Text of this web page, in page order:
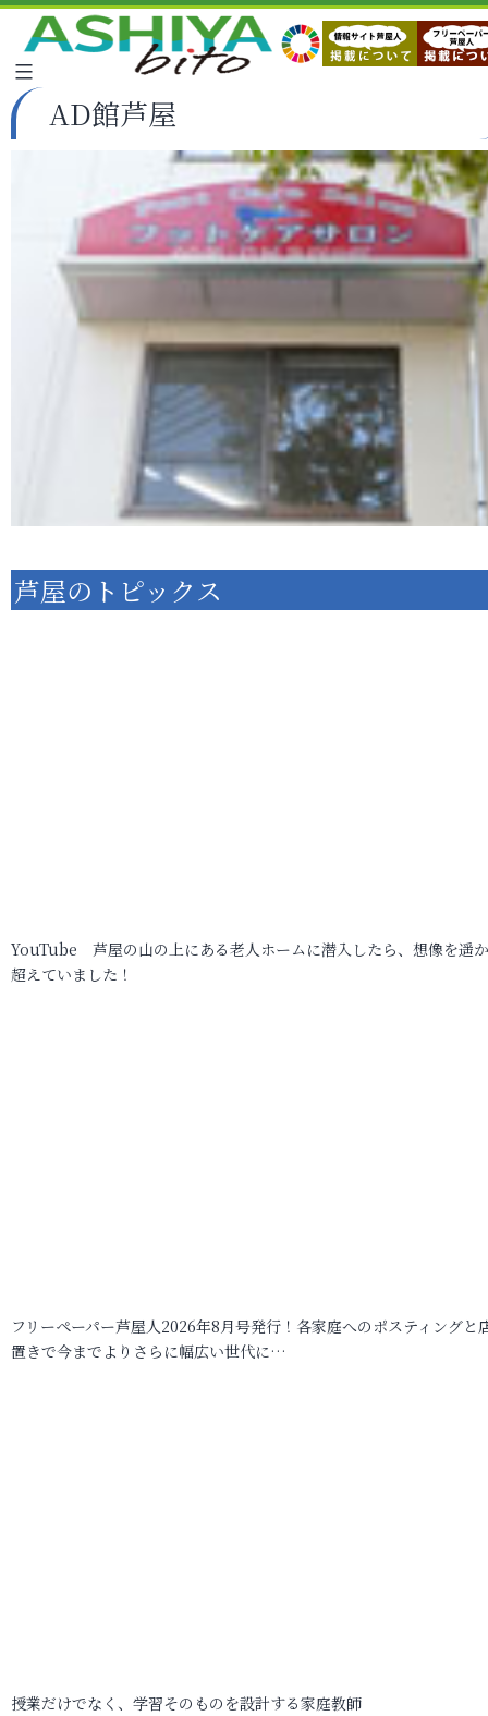
AD館芦屋
芦屋のトピックス
YouTube 芦屋の山の上にある老人ホームに潜入したら、想像を遥
超えていました！
フリーペーパー芦屋人2026年8月号発行！各家庭へのポスティングと
置きで今までよりさらに幅広い世代に…
授業だけでなく、学習そのものを設計する家庭教師